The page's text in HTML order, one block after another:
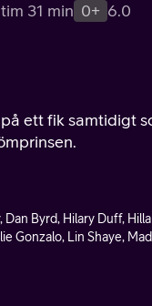
tim 31 min 0+ 6.0
ett fik samtidigt
Dan Byrd, Hilary Duff,
Gonzalo, Lin Shaye,